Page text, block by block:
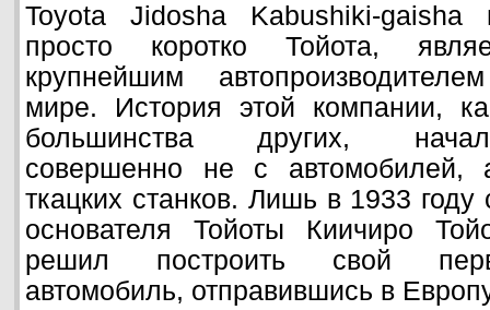
Toyota Jidosha Kabushiki-gaisha
просто коротко Тойота,
крупнейшим
мире. История этой компании,
большинства других,
совершенно не с автомобилей,
ткацких станков. Лишь в 1933 году
основателя Тойоты Киичиро
решил построить свой
автомобиль, отправившись в